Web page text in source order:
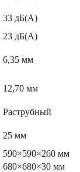
33 дБ(А)
23 дБ(А)
6,35 мм
12,70 мм
Раструбный
25 мм
590×590×260 мм
680×680×30 мм